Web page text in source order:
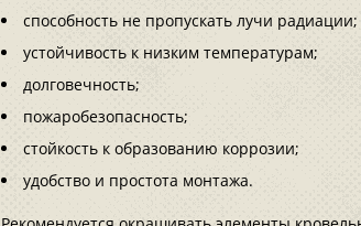
способность не пропускать лучи радиации;
устойчивость к низким температурам;
долговечность;
пожаробезопасность;
стойкость к образованию коррозии;
удобство и простота монтажа.